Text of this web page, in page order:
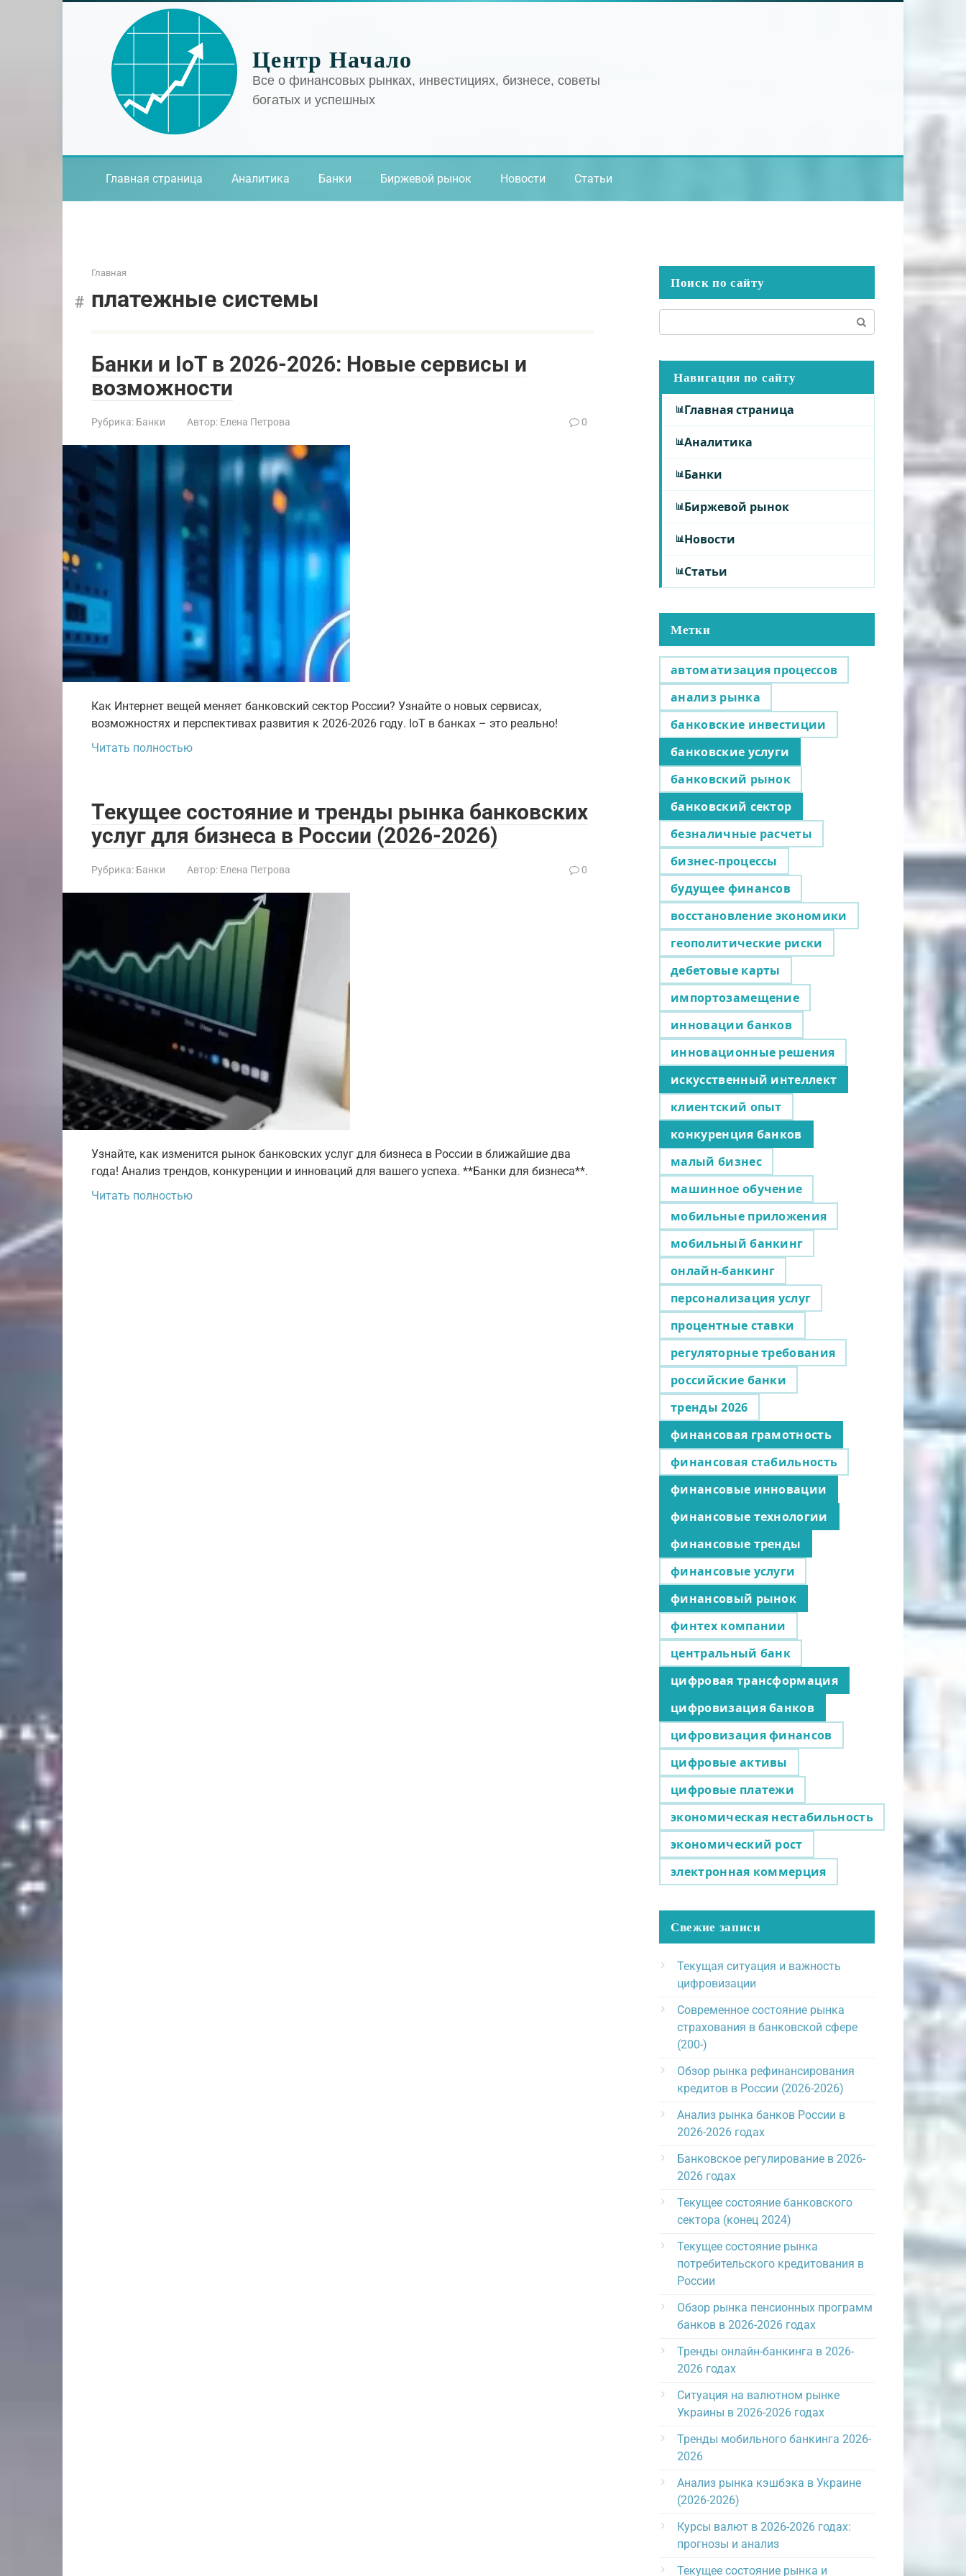
Центр Начало
Все о финансовых рынках, инвестициях, бизнесе, советы
богатых и успешных
Главная страница Аналитика Банки Биржевой рынок Новости Статьи
Главная
платежные системы
Банки и IoT в 2026-2026: Новые сервисы и
возможности
Рубрика: Банки Автор: Елена Петрова 0
Как Интернет вещей меняет банковский сектор России? Узнайте о новых сервисах,
возможностях и перспективах развития к 2026-2026 году. IoT в банках – это реально!
Читать полностью
Текущее состояние и тренды рынка банковских
услуг для бизнеса в России (2026-2026)
Рубрика: Банки Автор: Елена Петрова 0
Узнайте, как изменится рынок банковских услуг для бизнеса в России в ближайшие два
года! Анализ трендов, конкуренции и инноваций для вашего успеха. **Банки для бизнеса**.
Читать полностью
Поиск по сайту
Навигация по сайту
Главная страница
Аналитика
Банки
Биржевой рынок
Новости
Статьи
Метки
автоматизация процессов
анализ рынка
банковские инвестиции
банковские услуги
банковский рынок
банковский сектор
безналичные расчеты
бизнес-процессы
будущее финансов
восстановление экономики
геополитические риски
дебетовые карты
импортозамещение
инновации банков
инновационные решения
искусственный интеллект
клиентский опыт
конкуренция банков
малый бизнес
машинное обучение
мобильные приложения
мобильный банкинг
онлайн-банкинг
персонализация услуг
процентные ставки
регуляторные требования
российские банки
тренды 2026
финансовая грамотность
финансовая стабильность
финансовые инновации
финансовые технологии
финансовые тренды
финансовые услуги
финансовый рынок
финтех компании
центральный банк
цифровая трансформация
цифровизация банков
цифровизация финансов
цифровые активы
цифровые платежи
экономическая нестабильность
экономический рост
электронная коммерция
Свежие записи
Текущая ситуация и важность
цифровизации
Современное состояние рынка
страхования в банковской сфере
(200-)
Обзор рынка рефинансирования
кредитов в России (2026-2026)
Анализ рынка банков России в
2026-2026 годах
Банковское регулирование в 2026-
2026 годах
Текущее состояние банковского
сектора (конец 2024)
Текущее состояние рынка
потребительского кредитования в
России
Обзор рынка пенсионных программ
банков в 2026-2026 годах
Тренды онлайн-банкинга в 2026-
2026 годах
Ситуация на валютном рынке
Украины в 2026-2026 годах
Тренды мобильного банкинга 2026-
2026
Анализ рынка кэшбэка в Украине
(2026-2026)
Курсы валют в 2026-2026 годах:
прогнозы и анализ
Текущее состояние рынка и